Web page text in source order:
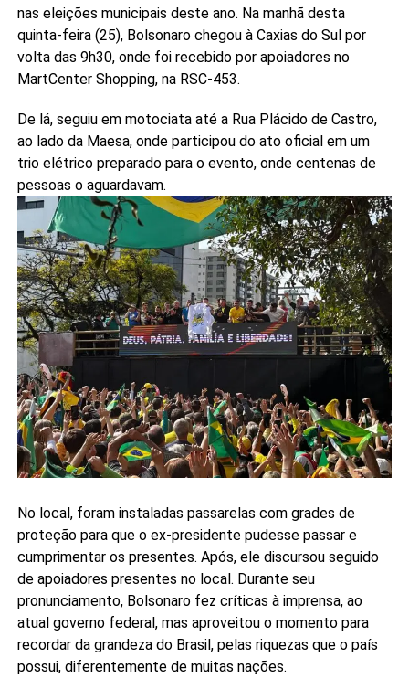
nas eleições municipais deste ano. Na manhã desta
quinta-feira (25), Bolsonaro chegou à Caxias do Sul por
volta das 9h30, onde foi recebido por apoiadores no
MartCenter Shopping, na RSC-453.
De lá, seguiu em motociata até a Rua Plácido de Castro,
ao lado da Maesa, onde participou do ato oficial em um
trio elétrico preparado para o evento, onde centenas de
pessoas o aguardavam.
No local, foram instaladas passarelas com grades de
proteção para que o ex-presidente pudesse passar e
cumprimentar os presentes. Após, ele discursou seguido
de apoiadores presentes no local. Durante seu
pronunciamento, Bolsonaro fez críticas à imprensa, ao
atual governo federal, mas aproveitou o momento para
recordar da grandeza do Brasil, pelas riquezas que o país
possui, diferentemente de muitas nações.